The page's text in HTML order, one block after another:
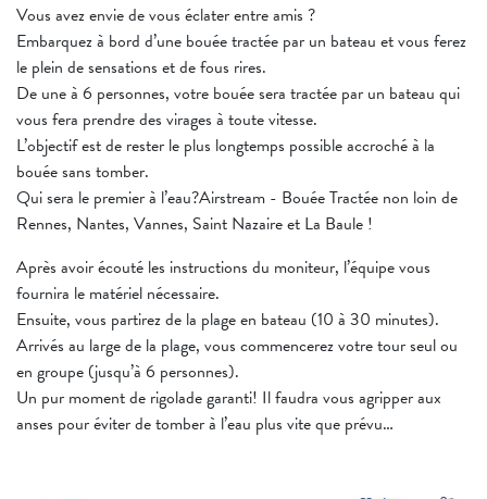
Vous avez envie de vous éclater entre amis ?
Embarquez à bord d’une bouée tractée par un bateau et vous ferez
le plein de sensations et de fous rires.
De une à 6 personnes, votre bouée sera tractée par un bateau qui
vous fera prendre des virages à toute vitesse.
L’objectif est de rester le plus longtemps possible accroché à la
bouée sans tomber.
Qui sera le premier à l’eau?Airstream - Bouée Tractée non loin de
Rennes, Nantes, Vannes, Saint Nazaire et La Baule !
Après avoir écouté les instructions du moniteur, l’équipe vous
fournira le matériel nécessaire.
Ensuite, vous partirez de la plage en bateau (10 à 30 minutes).
Arrivés au large de la plage, vous commencerez votre tour seul ou
en groupe (jusqu’à 6 personnes).
Un pur moment de rigolade garanti! Il faudra vous agripper aux
anses pour éviter de tomber à l’eau plus vite que prévu…